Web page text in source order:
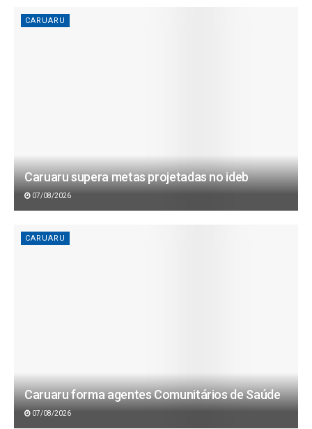
CARUARU
Caruaru supera metas projetadas no ideb
07/08/2026
CARUARU
Caruaru forma agentes Comunitários de Saúde
07/08/2026